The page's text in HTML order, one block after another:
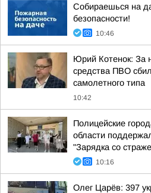
Собираешься на
безопасности!
10:46
Юрий Котенок: За
средства ПВО
самолетного типа
10:42
Полицейские
области
"Зарядка со
10:16
Олег Царёв: 397